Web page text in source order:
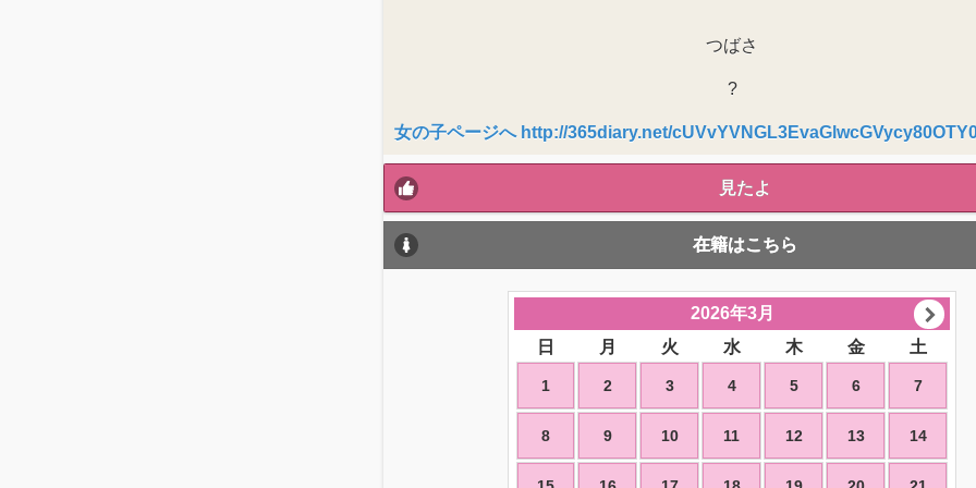
つばさ
?
女の子ページへ http://365diary.net/
見たよ
在籍はこちら
2026年3月
日
月 火 水 木 金 土
1 2 3 4 5 6 7
8 9 10 11 12 13 14